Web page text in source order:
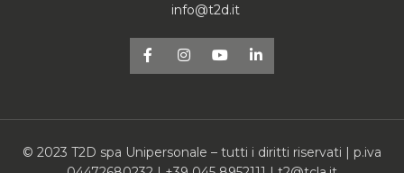
info@t2d.it
© 2023 T2D spa Unipersonale – tutti i diritti riservati | p.iva